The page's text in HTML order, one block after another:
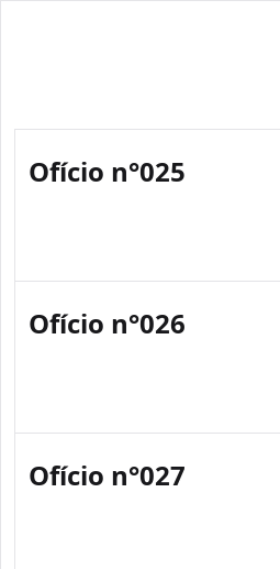
Ofício n°025
Ofício n°026
Ofício n°027